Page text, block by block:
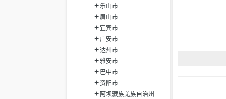
乐山市
眉山市
宜宾市
广安市
达州市
雅安市
巴中市
资阳市
阿坝藏族羌族自治州